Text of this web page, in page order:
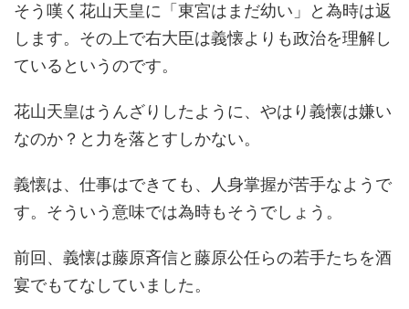
そう嘆く花山天皇に「東宮はまだ幼い」と為時は返
します。その上で右大臣は義懐よりも政治を理解し
ているというのです。
花山天皇はうんざりしたように、やはり義懐は嫌い
なのか？と力を落とすしかない。
義懐は、仕事はできても、人身掌握が苦手なようで
す。そういう意味では為時もそうでしょう。
前回、義懐は藤原斉信と藤原公任らの若手たちを酒
宴でもてなしていました。